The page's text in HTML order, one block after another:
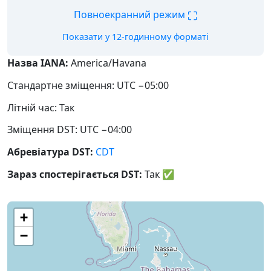
Повноекранний режим ⛶
Показати у 12-годинному форматі
Назва IANA: America/Havana
Стандартне зміщення: UTC −05:00
Літній час: Так
Зміщення DST: UTC −04:00
Абревіатура DST: CDT
Зараз спостерігається DST: Так ✅
+
−